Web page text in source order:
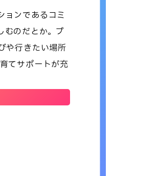
ョンであるコミ
むのだとか。プ
や行きたい場所
てサポートが充